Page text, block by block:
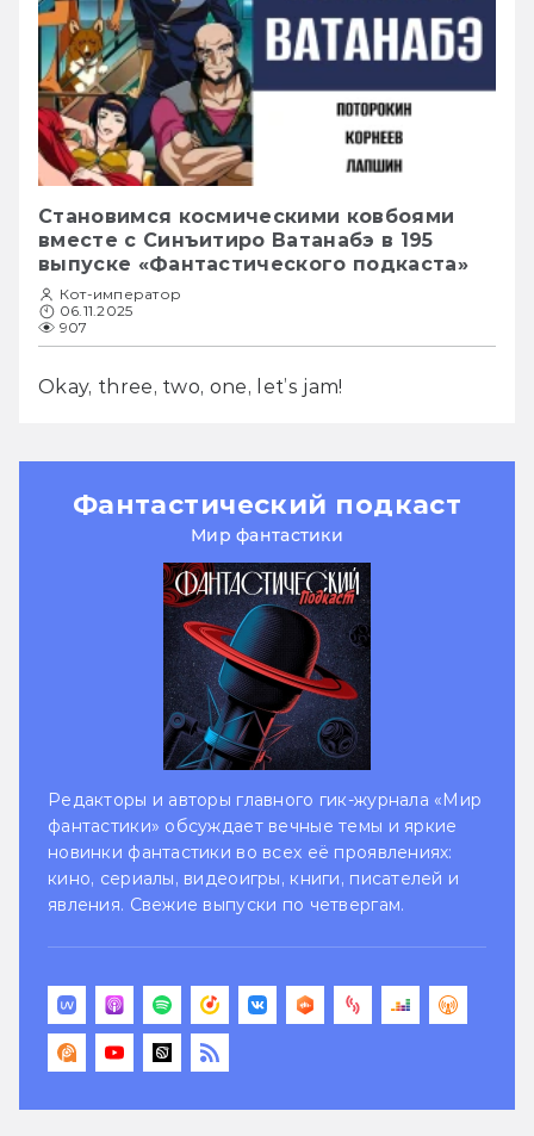
Становимся космическими ковбоями
вместе с Синъитиро Ватанабэ в 195
выпуске «Фантастического подкаста»
Кот-император
06.11.2025
907
Okay, three, two, one, let’s jam!
Фантастический подкаст
Мир фантастики
Редакторы и авторы главного гик-журнала «Мир
фантастики» обсуждает вечные темы и яркие
новинки фантастики во всех её проявлениях:
кино, сериалы, видеоигры, книги, писателей и
явления. Свежие выпуски по четвергам.